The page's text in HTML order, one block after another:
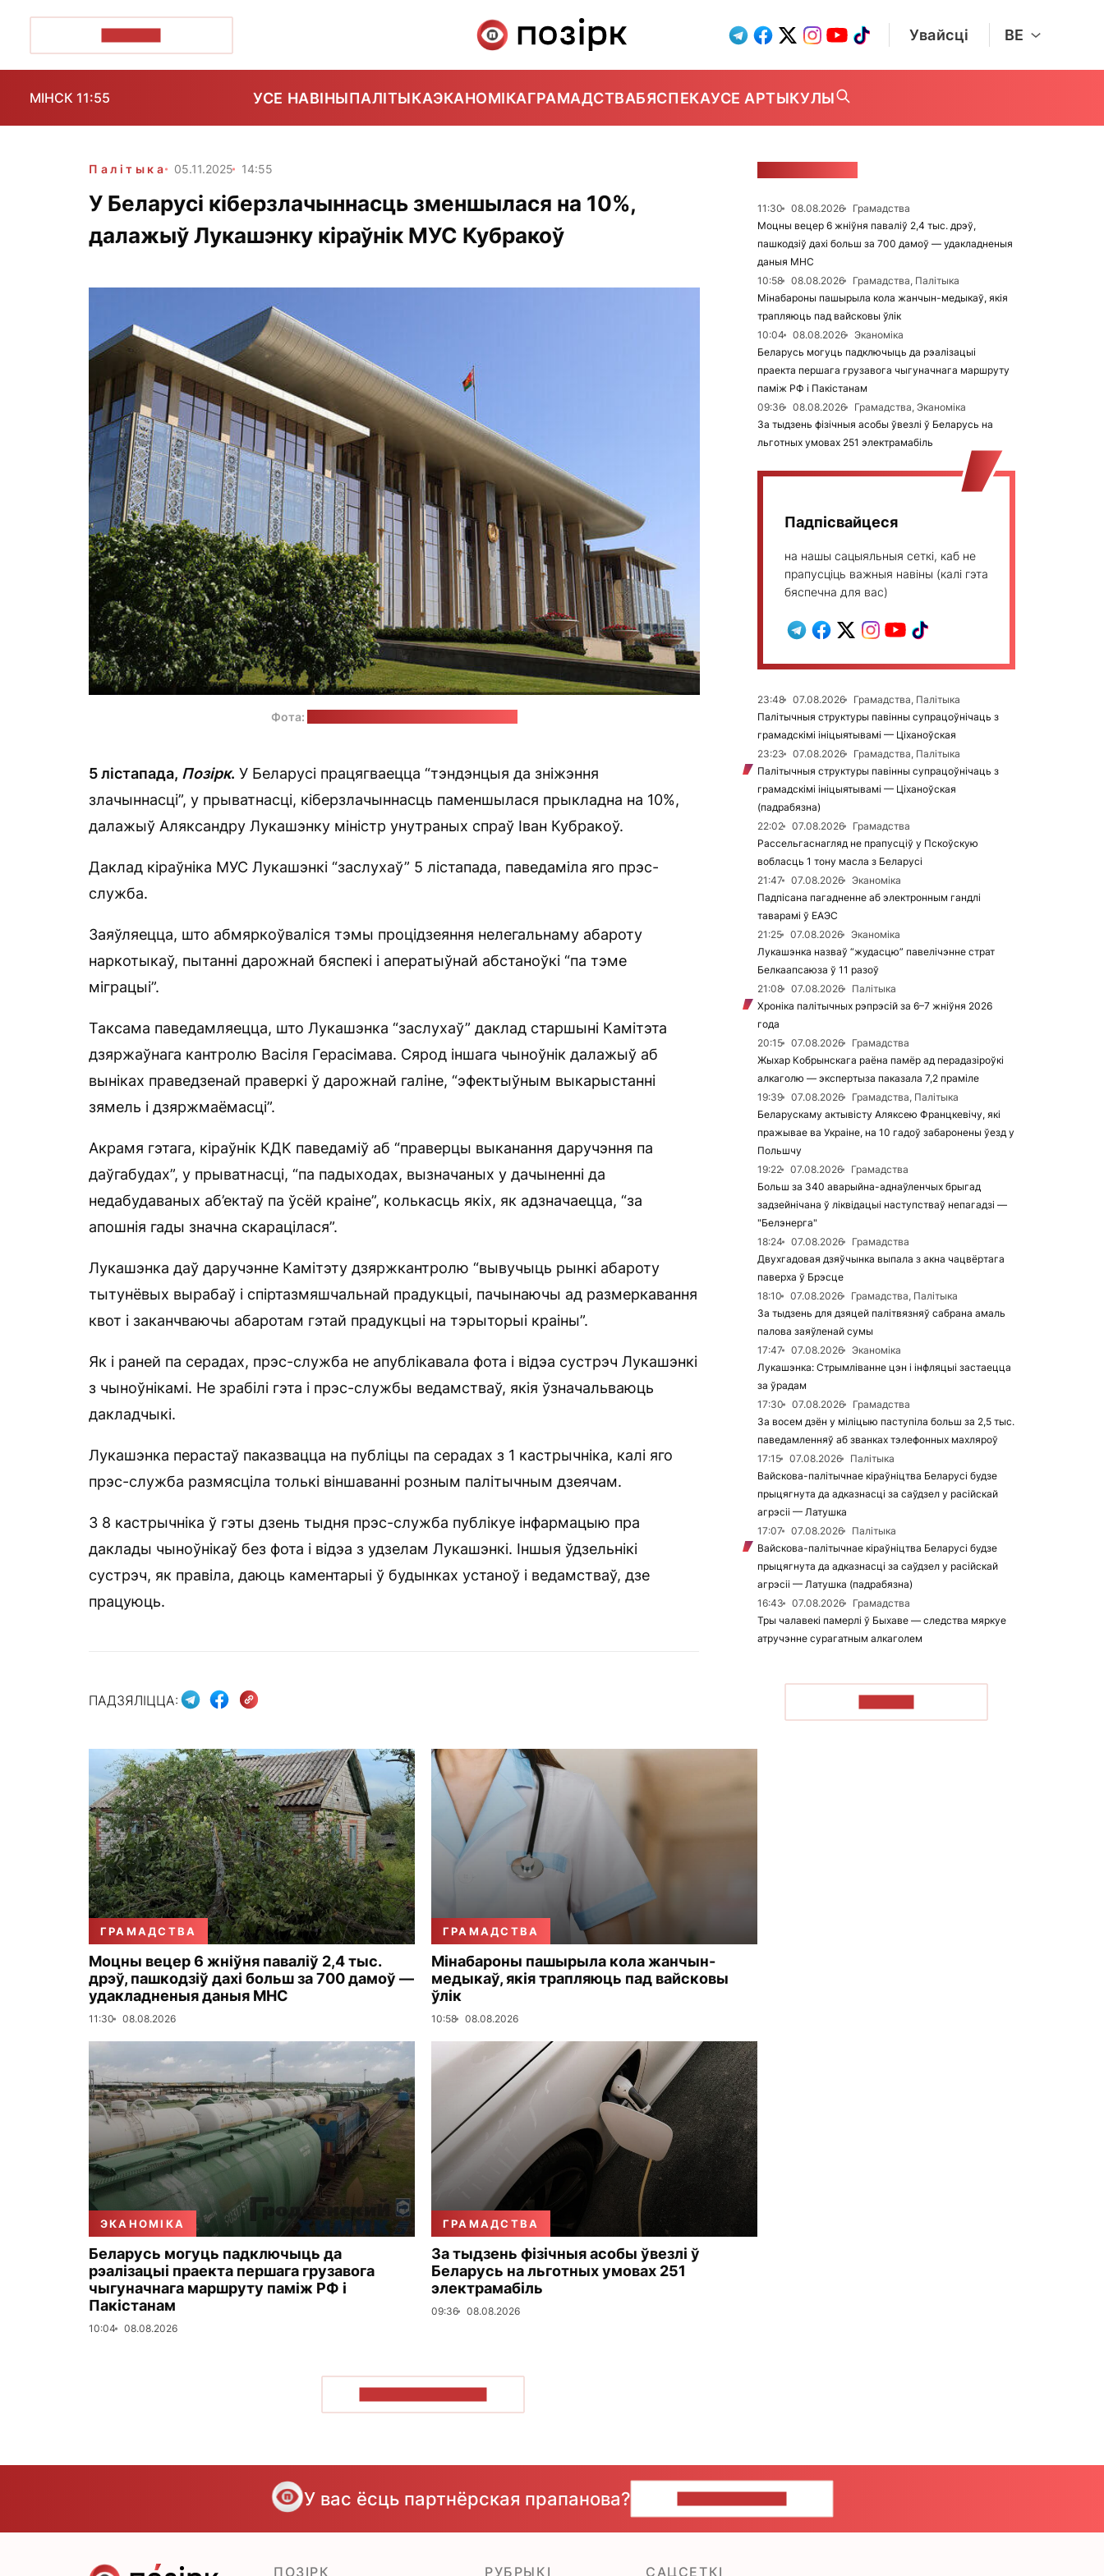
Увайсці BE
МІНСК 11:55 УСЕ НАВІНЫПАЛІТЫКАЭКАНОМІКАГРАМАДСТВАБЯСПЕКАУСЕ АРТЫКУЛЫ
Палітыка 05.11.2025 14:55
У Беларусі кіберзлачыннасць зменшылася на 10%,
далажыў Лукашэнку кіраўнік МУС Кубракоў
Фота:
5 лістапада, Позірк. У Беларусі працягваецца “тэндэнцыя да зніжэння
злачыннасці”, у прыватнасці, кіберзлачыннасць паменшылася прыкладна на 10%,
далажыў Аляксандру Лукашэнку міністр унутраных спраў Іван Кубракоў.
Даклад кіраўніка МУС Лукашэнкі “заслухаў” 5 лістапада, паведаміла яго прэс-
служба.
Заяўляецца, што абмяркоўваліся тэмы процідзеяння нелегальнаму абароту
наркотыкаў, пытанні дарожнай бяспекі і аператыўнай абстаноўкі “па тэме
міграцыі”.
Таксама паведамляецца, што Лукашэнка “заслухаў” даклад старшыні Камітэта
дзяржаўнага кантролю Васіля Герасімава. Сярод іншага чыноўнік далажыў аб
выніках праведзенай праверкі ў дарожнай галіне, “эфектыўным выкарыстанні
зямель і дзяржмаёмасці”.
Акрамя гэтага, кіраўнік КДК паведаміў аб “праверцы выканання даручэння па
даўгабудах”, у прыватнасці, “па падыходах, вызначаных у дачыненні да
недабудаваных аб’ектаў па ўсёй краіне”, колькасць якіх, як адзначаецца, “за
апошнія гады значна скарацілася”.
Лукашэнка даў даручэнне Камітэту дзяржкантролю “вывучыць рынкі абароту
тытунёвых вырабаў і спіртазмяшчальнай прадукцыі, пачынаючы ад размеркавання
квот і заканчваючы абаротам гэтай прадукцыі на тэрыторыі краіны”.
Як і раней па серадах, прэс-служба не апублікавала фота і відэа сустрэч Лукашэнкі
з чыноўнікамі. Не зрабілі гэта і прэс-службы ведамстваў, якія ўзначальваюць
дакладчыкі.
Лукашэнка перастаў паказвацца на публіцы па серадах з 1 кастрычніка, калі яго
прэс-служба размясціла толькі віншаванні розным палітычным дзеячам.
З 8 кастрычніка ў гэты дзень тыдня прэс-служба публікуе інфармацыю пра
даклады чыноўнікаў без фота і відэа з удзелам Лукашэнкі. Іншыя ўдзельнікі
сустрэч, як правіла, даюць каментарыі ў будынках устаноў і ведамстваў, дзе
працуюць.
ПАДЗЯЛІЦЦА:
ГРАМАДСТВА
Моцны вецер 6 жніўня паваліў 2,4 тыс.
дрэў, пашкодзіў дахі больш за 700 дамоў —
удакладненыя даныя МНС
11:30 08.08.2026
ГРАМАДСТВА
Мінабароны пашырыла кола жанчын-
медыкаў, якія трапляюць пад вайсковы
ўлік
10:58 08.08.2026
ЭКАНОМІКА
Беларусь могуць падключыць да
рэалізацыі праекта першага грузавога
чыгуначнага маршруту паміж РФ і
Пакістанам
10:04 08.08.2026
ГРАМАДСТВА
За тыдзень фізічныя асобы ўвезлі ў
Беларусь на льготных умовах 251
электрамабіль
09:36 08.08.2026
11:30 08.08.2026
Грамадства
Моцны вецер 6 жніўня паваліў 2,4 тыс. дрэў,
пашкодзіў дахі больш за 700 дамоў — удакладненыя
даныя МНС
10:58
08.08.2026
Грамадства, Палітыка
Мінабароны пашырыла кола жанчын-медыкаў, якія
трапляюць пад вайсковы ўлік
10:04
08.08.2026
Эканоміка
Беларусь могуць падключыць да рэалізацыі
праекта першага грузавога чыгуначнага маршруту
паміж РФ і Пакістанам
09:36
08.08.2026
Грамадства, Эканоміка
За тыдзень фізічныя асобы ўвезлі ў Беларусь на
льготных умовах 251 электрамабіль
Падпісвайцеся
на нашы сацыяльныя сеткі, каб не
прапусціць важныя навіны (калі гэта
бяспечна для вас)
23:48 07.08.2026
Грамадства, Палітыка
Палітычныя структуры павінны супрацоўнічаць з
грамадскімі ініцыятывамі — Ціханоўская
23:23
07.08.2026
Грамадства, Палітыка
Палітычныя структуры павінны супрацоўнічаць з
грамадскімі ініцыятывамі — Ціханоўская
(падрабязна)
22:02
07.08.2026
Грамадства
Рассельгаснагляд не прапусціў у Пскоўскую
вобласць 1 тону масла з Беларусі
21:47
07.08.2026
Эканоміка
Падпісана пагадненне аб электронным гандлі
таварамі ў ЕАЭС
21:25
07.08.2026
Эканоміка
Лукашэнка назваў “жудасцю” павелічэнне страт
Белкаапсаюза ў 11 разоў
21:08
07.08.2026
Палітыка
Хроніка палітычных рэпрэсій за 6–7 жніўня 2026
года
20:15
07.08.2026
Грамадства
Жыхар Кобрынскага раёна памёр ад перадазіроўкі
алкаголю — экспертыза паказала 7,2 праміле
19:39
07.08.2026
Грамадства, Палітыка
Беларускаму актывісту Аляксею Францкевічу, які
пражывае ва Украіне, на 10 гадоў забаронены ўезд у
Польшчу
19:22
07.08.2026
Грамадства
Больш за 340 аварыйна-аднаўленчых брыгад
задзейнічана ў ліквідацыі наступстваў непагадзі —
"Белэнерга"
18:24
07.08.2026
Грамадства
Двухгадовая дзяўчынка выпала з акна чацвёртага
паверха ў Брэсце
18:10
07.08.2026
Грамадства, Палітыка
За тыдзень для дзяцей палітвязняў сабрана амаль
палова заяўленай сумы
17:47
07.08.2026
Эканоміка
Лукашэнка: Стрымліванне цэн і інфляцыі застаецца
за ўрадам
17:30
07.08.2026
Грамадства
За восем дзён у міліцыю паступіла больш за 2,5 тыс.
паведамленняў аб званках тэлефонных махляроў
17:15
07.08.2026
Палітыка
Вайскова-палітычнае кіраўніцтва Беларусі будзе
прыцягнута да адказнасці за саўдзел у расійскай
агрэсіі — Латушка
17:07
07.08.2026
Палітыка
Вайскова-палітычнае кіраўніцтва Беларусі будзе
прыцягнута да адказнасці за саўдзел у расійскай
агрэсіі — Латушка (падрабязна)
16:43
07.08.2026
Грамадства
Тры чалавекі памерлі ў Быхаве — следства мяркуе
атручэнне сурагатным алкаголем
У вас ёсць партнёрская прапанова?
ПОЗІРК РУБРЫКІ САЦСЕТКІ